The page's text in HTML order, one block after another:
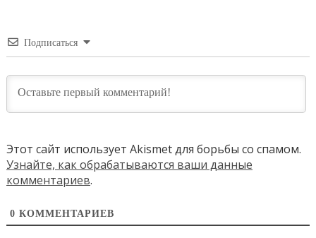
Подписаться
Этот сайт использует Akismet для борьбы со спамом.
Узнайте, как обрабатываются ваши данные
комментариев.
0 КОММЕНТАРИЕВ